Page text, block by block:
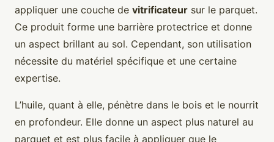
appliquer une couche de vitrificateur sur le parquet.
Ce produit forme une barrière protectrice et donne
un aspect brillant au sol. Cependant, son utilisation
nécessite du matériel spécifique et une certaine
expertise.
L’huile, quant à elle, pénètre dans le bois et le nourrit
en profondeur. Elle donne un aspect plus naturel au
parquet et est plus facile à appliquer que le